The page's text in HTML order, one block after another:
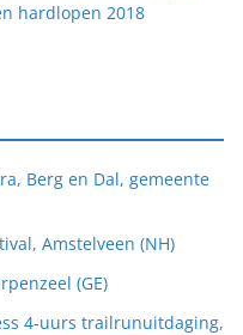
hardlopen 2018
Berg en Dal, gemeente
Amstelveen (NH)
(GE)
4-uurs trailrunuitdaging,